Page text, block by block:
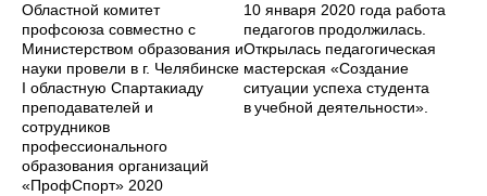
Областной комитет
профсоюза совместно с
Министерством образования и
науки провели в г. Челябинске
I областную Спартакиаду
преподавателей и
сотрудников
профессионального
образования организаций
«ПрофСпорт» 2020
10 января 2020 года работа
педагогов продолжилась.
Открылась педагогическая
мастерская «Создание
ситуации успеха студента
в учебной деятельности».